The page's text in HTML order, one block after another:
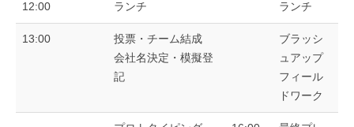
12:00 ランチ ランチ
13:00
投票・チーム結成
会社名決定・模擬登
記
ブラッシ
ュアップ
フィール
ドワーク